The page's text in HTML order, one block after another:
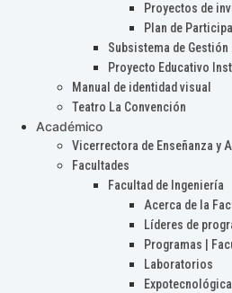
Proyectos de
Plan de
Subsistema de Gestión
Proyecto Educativo
Manual de identidad visual
Teatro La Convención
Académico
Vicerrectora de Enseñanza y
Facultades
Facultad de Ingeniería
Acerca de la
Líderes de
Programas |
Laboratorios
Expotecnológica